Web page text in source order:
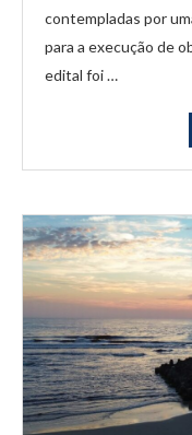
contempladas por
para a execução de
edital foi …